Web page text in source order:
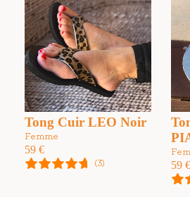
Tong Cuir LEO Noir
Femme
59 €
(3) 59 €